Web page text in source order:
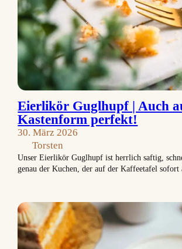
Eierlikör Guglhupf | Auch
Kastenform perfekt!
30. März 2026
Torsten
Unser Eierlikör Guglhupf ist herrlich saftig,
genau der Kuchen, der auf der Kaffeetafel sofort